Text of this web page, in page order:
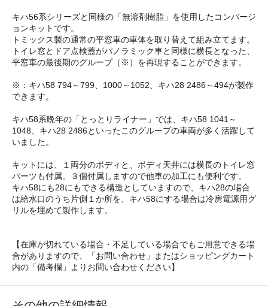
キハ56系シリーズと同様の「無溶剤樹脂」を使用したコンバージ
ョンキットです。
トミックス製の通常の平窓車の車体を取り替えて組み立てます。
トイレ窓とドア点検蓋がパノラミック車と同様に横長となった、
平窓車の最後期のグループ（※）を再現することができます。
※：キハ58 794～799、1000～1052、キハ28 2486～494が製作
できます。
キハ58系晩年の「とっとりライナー」では、キハ58 1041～
1048、キハ28 2486といったこのグループの車両が多く活躍して
いました。
キットには、１両分のボディと、ボディ天井には横長のトイレ窓
パーツも付属。３個付属しますので他車の加工にも便利です。
キハ58にも28にもできる構造としていますので、キハ28の場合
は給水口のうち片側１か所を、キハ58にする場合は冷房電源用グ
リルを埋めて製作します。
【在庫が切れている場合・不足している場合でもご用意できる場
合がありますので、「お問い合わせ」またはショッピングカート
内の「備考欄」よりお問い合わせください】